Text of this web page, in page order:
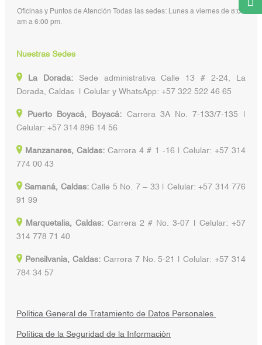
Oficinas y Puntos de Atención Todas las sedes: Lunes a viernes de 8:00
am a 6:00 pm.
Nuestras Sedes
La Dorada:Sede administrativa Calle 13 # 2-24, La
Dorada, Caldas | Celular y WhatsApp: +57 322 522 46 65
Puerto Boyacá, Boyacá:Carrera 3A No. 7-133/7-135 |
Celular: +57 314 896 14 56
Manzanares, Caldas: Carrera 4 # 1 -16 | Celular: +57 314
774 00 43
Samaná, Caldas:Calle 5 No. 7 – 33 | Celular: +57 314 776
91 99
Marquetalia, Caldas: Carrera 2 # No. 3-07 | Celular: +57
314 778 71 40
Pensilvania, Caldas:Carrera 7 No. 5-21 | Celular: +57 314
784 34 57
Política General de Tratamiento de Datos Personales
Política de la Seguridad de la Información